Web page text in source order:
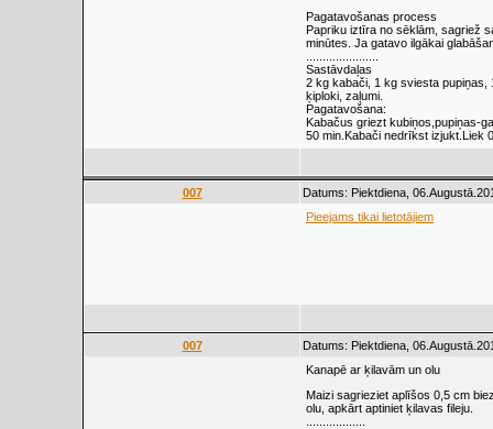
Pagatavošanas process
Papriku iztīra no sēklām, sagriež
minūtes. Ja gatavo ilgākai
Sastāvdaļas
2 kg kabači, 1 kg sviesta pupiņas,
ķiploki, zaļumi.
Pagatavošana:
Kabačus griezt kubiņos,pupiņas-
50 min.Kabači nedrīkst izjukt.Liek
007
Datums: Piektdiena,
Pieejams tikai lietotājiem
007
Datums: Piektdiena,
Kanapē ar ķilavām un olu
Maizi sagrieziet aplīšos 0,5 cm
olu, apkārt aptiniet ķilavas fileju.